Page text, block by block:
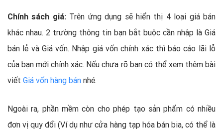
Chính sách giá:Trên ứng dụng sẽ hiển thị 4 loại giá bán
khác nhau. 2 trường thông tin bạn bắt buộc cần nhập là Giá
bán lẻ và Giá vốn. Nhập giá vốn chính xác thì báo cáo lãi lỗ
của bạn mới chính xác. Nếu chưa rõ bạn có thể xem thêm bài
viết Giá vốn hàng bán nhé.
Ngoài ra, phần mềm còn cho phép tạo sản phẩm có nhiều
đơn vị quy đổi (Ví dụ như cửa hàng tạp hóa bán bia, có thể là